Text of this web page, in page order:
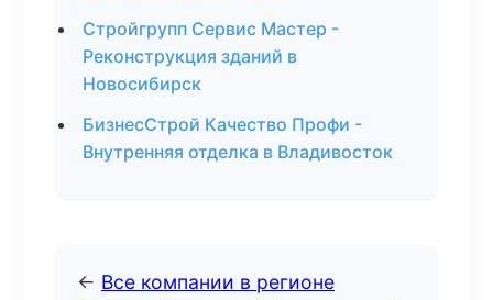
Стройгрупп Сервис Мастер -
Реконструкция зданий в
Новосибирск
БизнесСтрой Качество Профи -
Внутренняя отделка в Владивосток
← Все компании в регионе